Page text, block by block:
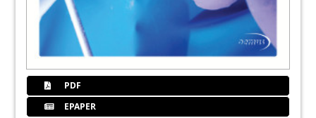
PDF
EPAPER